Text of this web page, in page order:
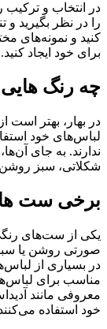
در انتخاب و
را در نظر بگیرید و
کنید و نمونه‌های
برای خود ایجاد کنید.
چه رنگ
در بهار، بهتر است
لباس‌های خود
ندارند. به جای
شکلاتی، سبز
برخی ست
یکی از ست‌های
صورتی روشن یا
در بسیاری از
مناسب برای
معروفی مانند
خود استفاده